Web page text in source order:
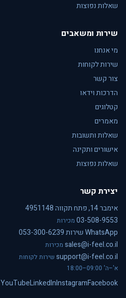
שאלות נפוצות
שירות ומשאבים
מי אנחנו
שירות לקוחות
צור קשר
הדרכות וידאו
קטלוגים
מאמרים
שאלות ותשובות
אישורים ותקינה
שאלות נפוצות
יצירת קשר
אימבר 14, פתח תקווה 4951148
03-508-9553 מכירות
WhatsApp שירות 053-300-6239
sales@i-feel.co.il מכירות
support@i-feel.co.il שירות לקוחות
א'–ה' 09:00–18:00
Facebook
Instagram
LinkedIn
YouTube